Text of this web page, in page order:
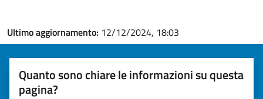
Ultimo aggiornamento: 12/12/2024, 18:03
Quanto sono chiare le informazioni su questa
pagina?